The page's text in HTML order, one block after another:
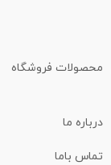
محصولات فروشگاه
درباره ما
تماس باما